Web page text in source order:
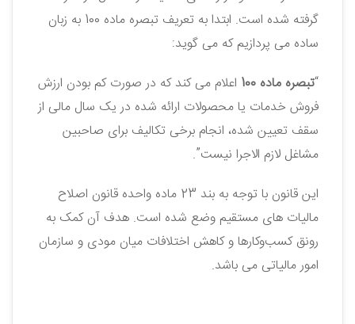
گرفته شده است. ابتدا به تعریف تبصره ماده 100 به زبان
ساده می‌ پردازیم که می ‌گوید:
“تبصره ماده 100
اعلام می‌ کند که در صورت کم بودن ارزش
فروش خدمات یا محصولات ارائه شده در یک سال مالی از
سقف تعیین شده، انجام برخی تکالیف برای صاحبین
مشاغل لازم الاجرا نیست”.
این قانون با توجه به بند 23 ماده واحده قانون اصلاح
مالیات‌ های مستقیم وضع شده است. هدف آن کمک به
رونق کسب‌و‌کارها و کاهش اختلافات میان مودی و سازمان
امور مالیاتی می ‌باشد.